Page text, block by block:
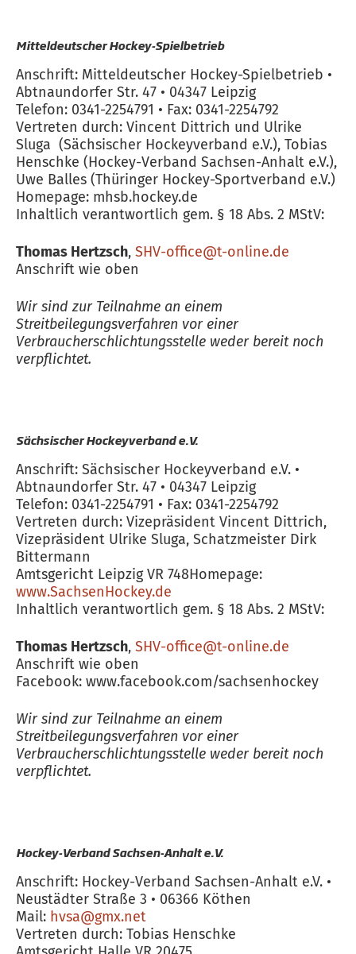
Mitteldeutscher Hockey-Spielbetrieb
Anschrift: Mitteldeutscher Hockey-Spielbetrieb •
Abtnaundorfer Str. 47 • 04347 Leipzig
Telefon: 0341-2254791 • Fax: 0341-2254792
Vertreten durch: Vincent Dittrich und Ulrike
Sluga (Sächsischer Hockeyverband e.V.), Tobias
Henschke (Hockey-Verband Sachsen-Anhalt e.V.),
Uwe Balles (Thüringer Hockey-Sportverband e.V.)
Homepage: mhsb.hockey.de
Inhaltlich verantwortlich gem. § 18 Abs. 2 MStV:
Thomas Hertzsch, SHV-office@t-online.de
Anschrift wie oben
Wir sind zur Teilnahme an einem
Streitbeilegungsverfahren vor einer
Verbraucherschlichtungsstelle weder bereit noch
verpflichtet.
Sächsischer Hockeyverband e.V.
Anschrift: Sächsischer Hockeyverband e.V. •
Abtnaundorfer Str. 47 • 04347 Leipzig
Telefon: 0341-2254791 • Fax: 0341-2254792
Vertreten durch: Vizepräsident Vincent Dittrich,
Vizepräsident Ulrike Sluga, Schatzmeister Dirk
Bittermann
Amtsgericht Leipzig VR 748Homepage:
www.SachsenHockey.de
Inhaltlich verantwortlich gem. § 18 Abs. 2 MStV:
Thomas Hertzsch, SHV-office@t-online.de
Anschrift wie oben
Facebook: www.facebook.com/sachsenhockey
Wir sind zur Teilnahme an einem
Streitbeilegungsverfahren vor einer
Verbraucherschlichtungsstelle weder bereit noch
verpflichtet.
Hockey-Verband Sachsen-Anhalt e.V.
Anschrift: Hockey-Verband Sachsen-Anhalt e.V. •
Neustädter Straße 3 • 06366 Köthen
Mail: hvsa@gmx.net
Vertreten durch: Tobias Henschke